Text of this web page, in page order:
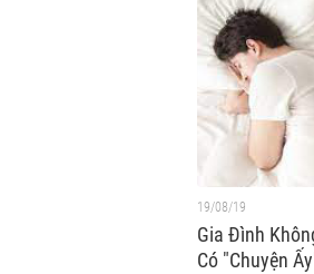
19/08/19
Gia Đình
Có "Chuyện